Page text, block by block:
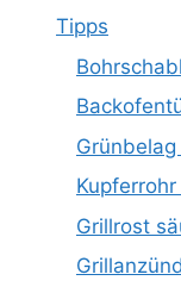
Tipps
Grillrost